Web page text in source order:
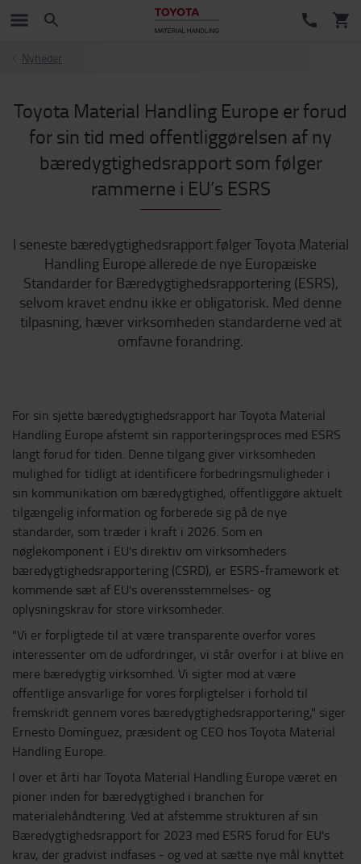
Nyheder
Toyota Material Handling Europe er forud
for sin tid med offentliggørelsen af ny
bæredygtighedsrapport som følger
rammerne i EU’s ESRS
I seneste bæredygtighedsrapport følger Toyota Material
Handling Europe allerede de nye Europæiske
Standarder for Bæredygtighedsrapportering (ESRS),
selvom kravet endnu ikke er obligatorisk. Med denne
tilpasning, hæver virksomheden standarderne ved at
omfavne forandring.
For sin sjette bæredygtighedsrapport har Toyota Material
Handling Europe afstemt sin rapporteringsproces med ESRS
langt forud for tiden. Denne tilgang giver virksomheden
mulighed for tidligt at identificere forbedringsmuligheder i
sin kommunikation om bæredygtighed, offentliggøre aktuelt
tilgængelig information og forberede sig på de nye
standarder, som træder i kraft i 2026. Som en
nøglekomponent i EU's direktiv om virksomheders
bæredygtighedsrapportering (CSRD), er ESRS-framework et
kommende sæt af EU's overensstemmelses- og
oplysningskrav for store virksomheder.
"Vi er forpligtede til at være transparente overfor vores
interessenter om de udfordringer, vi står overfor i at blive en
mere bæredygtig virksomhed. Vi sigter mod at være
offentlige ansvarlige for vores forpligtelser i forhold til
fremskridt gennem vores bæredygtighedsrapportering," siger
Ernesto Domínguez, præsident og CEO hos Toyota Material
Handling Europe.
I over et årti har Toyota Material Handling Europe været en
pioner inden for bæredygtighed i branchen for
materialehåndtering. Ved at afstemme strukturen af sin
Bæredygtighedsrapport for 2023 med ESRS forud for EU's
krav, der gradvist indfases - og ved at sætte nye mål knyttet